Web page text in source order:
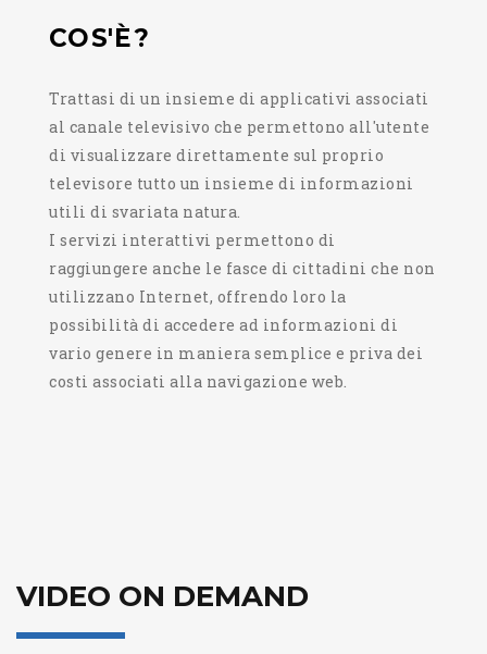
COS'È?
Trattasi di un insieme di applicativi associati
al canale televisivo che permettono all'utente
di visualizzare direttamente sul proprio
televisore tutto un insieme di informazioni
utili di svariata natura.
I servizi interattivi permettono di
raggiungere anche le fasce di cittadini che non
utilizzano Internet, offrendo loro la
possibilità di accedere ad informazioni di
vario genere in maniera semplice e priva dei
costi associati alla navigazione web.
VIDEO ON DEMAND